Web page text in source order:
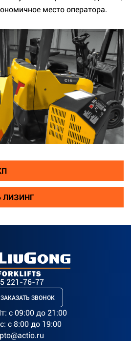
место оператора.
ЛИЗИНГ
221-76-77
ЗАКАЗАТЬ ЗВОНОК
c 09:00 до 21:00
с 8:00 до 19:00
pto@actio.ru